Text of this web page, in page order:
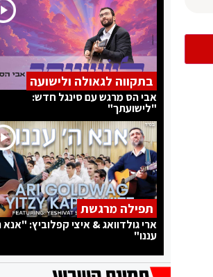
בתקווה לגאולה ולישועה
אבי הס מרגש עם סינגל חדש:
"לישועתך"
תפילה מרגשת
ארי גולדוואג & איצי קפלוביץ:
עננו"